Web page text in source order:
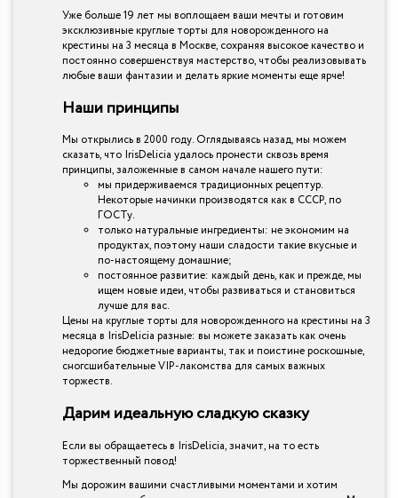
Уже больше 19 лет мы воплощаем ваши мечты и готовим
эксклюзивные круглые торты для новорожденного на
крестины на 3 месяца в Москве, сохраняя высокое качество и
постоянно совершенствуя мастерство, чтобы реализовывать
любые ваши фантазии и делать яркие моменты еще ярче!
Наши принципы
Мы открылись в 2000 году. Оглядываясь назад, мы можем
сказать, что IrisDelicia удалось пронести сквозь время
принципы, заложенные в самом начале нашего пути:
мы придерживаемся традиционных рецептур.
Некоторые начинки производятся как в СССР, по
ГОСТу.
только натуральные ингредиенты: не экономим на
продуктах, поэтому наши сладости такие вкусные и
по-настоящему домашние;
постоянное развитие: каждый день, как и прежде, мы
ищем новые идеи, чтобы развиваться и становиться
лучше для вас.
Цены на круглые торты для новорожденного на крестины на 3
месяца в IrisDelicia разные: вы можете заказать как очень
недорогие бюджетные варианты, так и поистине роскошные,
сногсшибательные VIP-лакомства для самых важных
торжеств.
Дарим идеальную сладкую сказку
Если вы обращаетесь в IrisDelicia, значит, на то есть
торжественный повод!
Мы дорожим вашими счастливыми моментами и хотим